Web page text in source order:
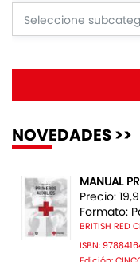
NOVEDADES >>
MANUAL
Precio:
Formato:
BRITISH RED
ISBN: